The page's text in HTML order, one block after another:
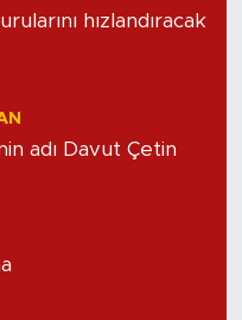
hızlandıracak
adı Davut Çetin